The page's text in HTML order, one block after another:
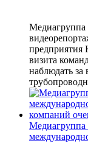
Медиагруппа
предприятия
визита
наблюдать за